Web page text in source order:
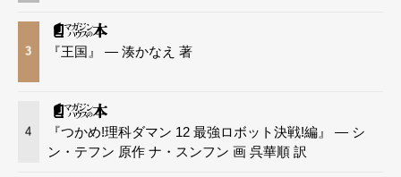
3 『王国』 — 湊かなえ 著
4
『つかめ!理科ダマン 12 最強ロボット決戦!編』 — シ
ン・テフン 原作 ナ・スンフン 画 呉華順 訳